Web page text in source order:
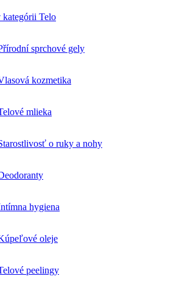
kategórii Telo
sprchové gely
kozmetika
mlieka
o ruky a nohy
hygiena
oleje
peelingy